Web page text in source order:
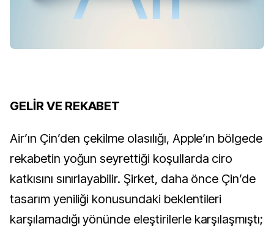
GELİR VE REKABET
Air’ın Çin’den çekilme olasılığı, Apple’ın bölgede
rekabetin yoğun seyrettiği koşullarda ciro
katkısını sınırlayabilir. Şirket, daha önce Çin’de
tasarım yeniliği konusundaki beklentileri
karşılamadığı yönünde eleştirilerle karşılaşmıştı;